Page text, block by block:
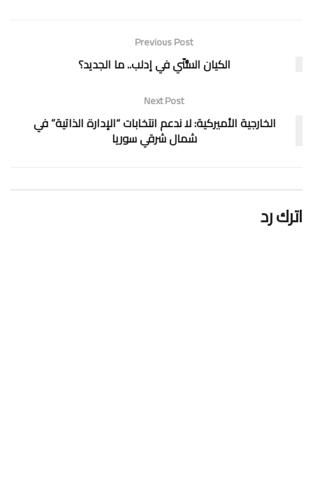
Previous Post
الكيان السُّنّي في إدلب.. ما الجديد؟
Next Post
الخارجية الأميركية: لا ندعم انتخابات “الإدارة الذاتية” في
شمال شرقي سوريا
اترك رد